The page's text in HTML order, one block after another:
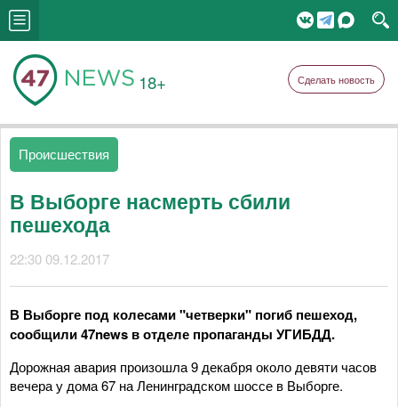
18+ Сделать новость
Происшествия
В Выборге насмерть сбили
пешехода
22:30 09.12.2017
В Выборге под колесами "четверки" погиб пешеход,
сообщили 47news в отделе пропаганды УГИБДД.
Дорожная авария произошла 9 декабря около девяти часов
вечера у дома 67 на Ленинградском шоссе в Выборге.